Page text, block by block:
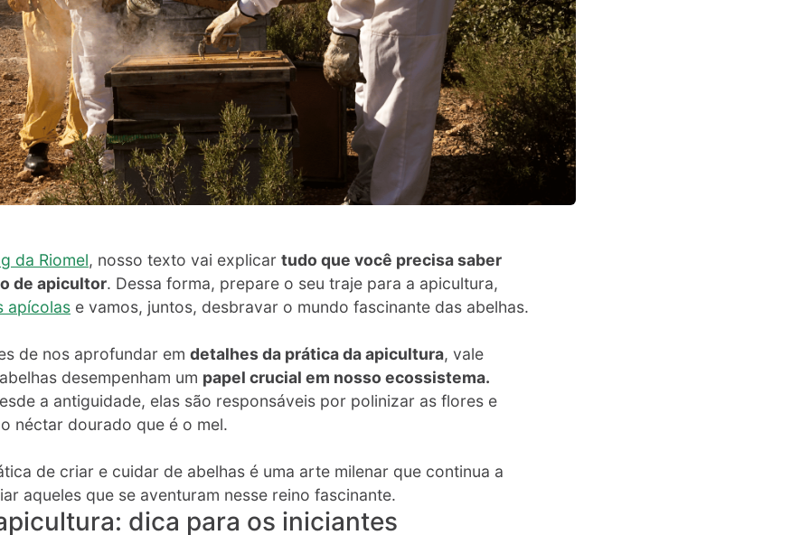
da Riomel, nosso texto vai explicar tudo que você precisa saber
de apicultor. Dessa forma, prepare o seu traje para a apicultura,
apícolas e vamos, juntos, desbravar o mundo fascinante das abelhas.
de nos aprofundar em detalhes da prática da apicultura, vale
desempenham um papel crucial em nosso ecossistema.
a antiguidade, elas são responsáveis por polinizar as flores e
néctar dourado que é o mel.
de criar e cuidar de abelhas é uma arte milenar que continua a
aqueles que se aventuram nesse reino fascinante.
dica para os iniciantes